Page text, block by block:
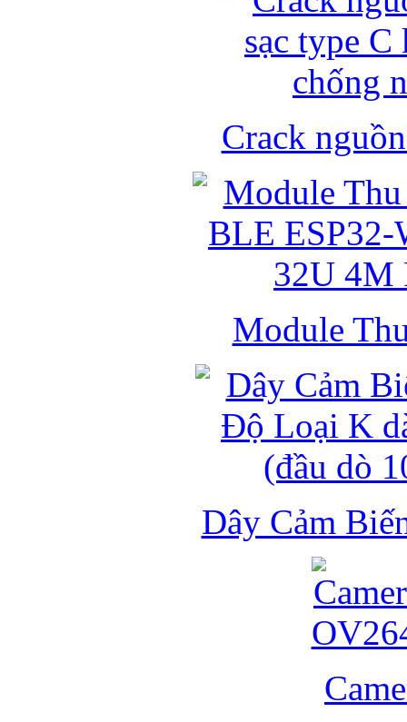
Crack
Module
Dây Cảm